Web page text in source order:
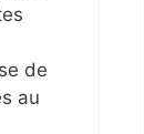
de
au